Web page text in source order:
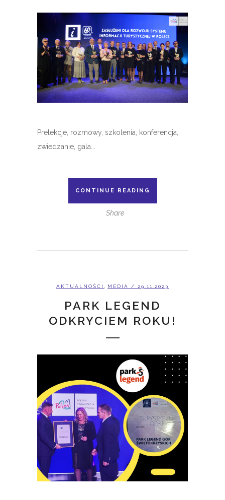
Prelekcje, rozmowy, szkolenia, konferencja,
zwiedzanie, gala...
CONTINUE READING
Share
AKTUALNOŚCI , MEDIA / 29.11.2023
PARK LEGEND
ODKRYCIEM ROKU!